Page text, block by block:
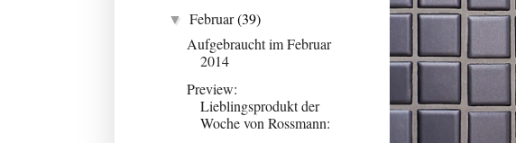
▼Februar(39)
Aufgebraucht im Februar
2014
Preview:
Lieblingsprodukt der
Woche von Rossmann: